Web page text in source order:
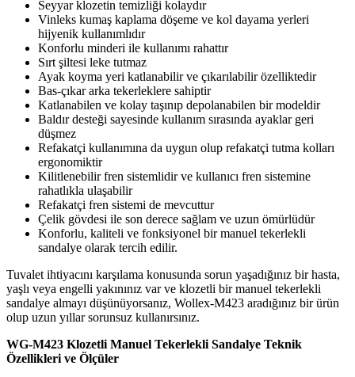
Seyyar klozetin temizliği kolaydır
Vinleks kumaş kaplama döşeme ve kol dayama yerleri
hijyenik kullanımlıdır
Konforlu minderi ile kullanımı rahattır
Sırt şiltesi leke tutmaz
Ayak koyma yeri katlanabilir ve çıkarılabilir özelliktedir
Bas-çıkar arka tekerleklere sahiptir
Katlanabilen ve kolay taşınıp depolanabilen bir modeldir
Baldır desteği sayesinde kullanım sırasında ayaklar geri
düşmez
Refakatçi kullanımına da uygun olup refakatçi tutma kolları
ergonomiktir
Kilitlenebilir fren sistemlidir ve kullanıcı fren sistemine
rahatlıkla ulaşabilir
Refakatçi fren sistemi de mevcuttur
Çelik gövdesi ile son derece sağlam ve uzun ömürlüdür
Konforlu, kaliteli ve fonksiyonel bir manuel tekerlekli
sandalye olarak tercih edilir.
Tuvalet ihtiyacını karşılama konusunda sorun yaşadığınız bir hasta,
yaşlı veya engelli yakınınız var ve klozetli bir manuel tekerlekli
sandalye almayı düşünüyorsanız, Wollex-M423 aradığınız bir ürün
olup uzun yıllar sorunsuz kullanırsınız.
WG-M423 Klozetli Manuel Tekerlekli Sandalye Teknik
Özellikleri ve Ölçüler